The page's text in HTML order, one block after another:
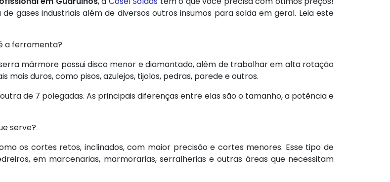
gases industriais além de diversos outros insumos para solda em geral. Leia este
a ferramenta?
mármore possui disco menor e diamantado, além de trabalhar em alta rotação
duros, como pisos, azulejos, tijolos, pedras, parede e outros.
de 7 polegadas. As principais diferenças entre elas são o tamanho, a potência e
serve?
os cortes retos, inclinados, com maior precisão e cortes menores. Esse tipo de
em marcenarias, marmorarias, serralherias e outras áreas que necessitam